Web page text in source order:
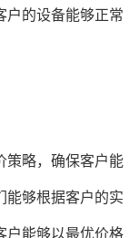
户的设备能够正常
略，确保客户能
能够根据客户的实
户能够以最优价格